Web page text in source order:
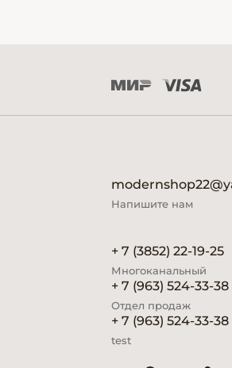
Напишите нам
+ 7 (3852) 22-19-25
Многоканальный
+ 7 (963) 524-33-38
Отдел продаж
+ 7 (963) 524-33-38
test